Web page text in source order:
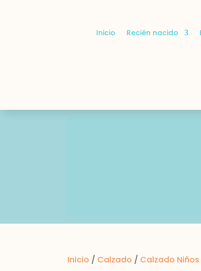
Inicio Recién nacido
Inicio / Calzado / Calzado